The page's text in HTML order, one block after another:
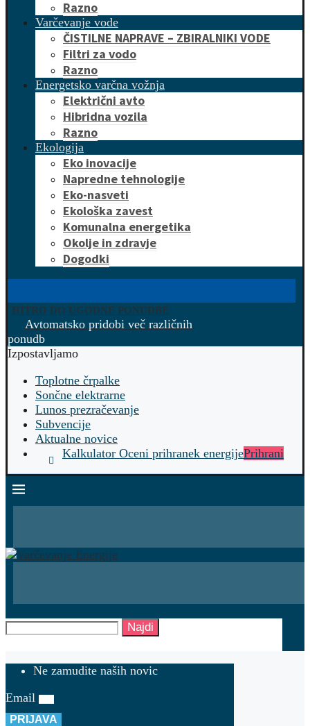
Razno
Varčevanje vode
ČISTILNE NAPRAVE – ZBIRALNIKI VODE
Filtri za vodo
Razno
Energetsko varčna vožnja
Električni avto
Hibridna vozila
Razno
Ekologija
Eko inovacije
Napredne tehnologije
Eko-nasveti
Ekološka zavest
Komunalna energetika
Okolje in zdravje
Dogodki
HITRO DO UGODNE PONUDBE
Avtomatsko pridobi več različnih
ponudb
Izpostavljamo
Toplotne črpalke
Sončne elektrarne
Lunos prezračevanje
Subvencije
Aktualne novice
Kalkulator Oceni prihranek energijePrihrani
Najdi
Ne zamudite naših novic
Email
PRIJAVA